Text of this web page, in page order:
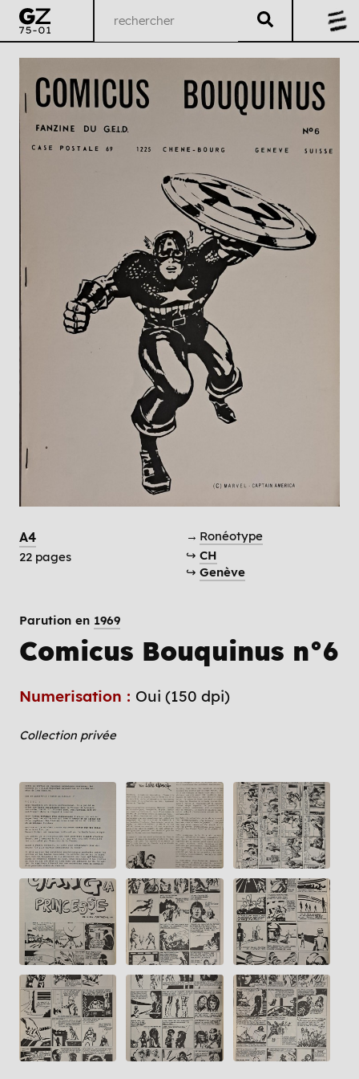
A4
22 pages
→ Ronéotype
↪ CH
↪ Genève
Parution en 1969
Comicus Bouquinus n°6
Numerisation : Oui (150 dpi)
Collection privée